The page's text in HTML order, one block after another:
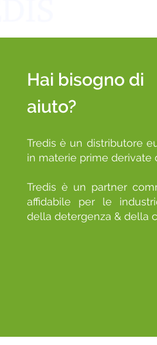
Hai bisogno di
aiuto?
Tredis è un distributore
in materie prime derivate
Tredis è un partner
affidabile per le
della detergenza & della